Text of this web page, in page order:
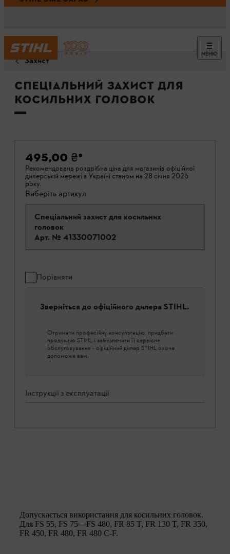
МЕНЮ
Захист
Спеціальний захист для
косильних головок
495,00 ₴*
Рекомендована роздрібна ціна для магазинів офіційної
дилерській мережі в Україні станом на 28 січня 2026
року.
Виберіть артикул
Спеціальний захист для косильних
головок
Арт. № 41330071002
Порівняти
Зверніться до офіційного дилера STIHL.
Отримати професійну консультацію, придбати
продукцію STIHL і забезпечити її сервісне
обслуговування - офіційний дилер STIHL охоче
допоможе вам.
Інструкції з експлуатації
Допускається використання для косильних головок.
Для FS 55, FS 75 – FS 480, FR 85 T, FR 130 T, FR 350,
FR 450, FR 480, FR 480 C-F.